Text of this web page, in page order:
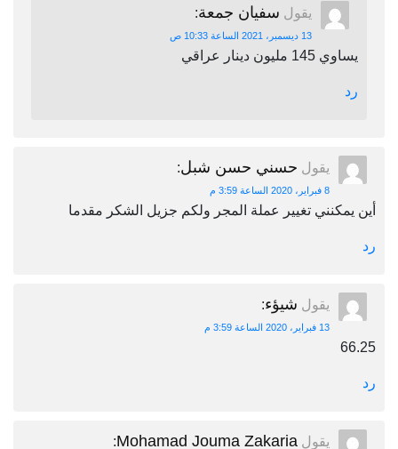
يقول سفيان جمعة:
13 ديسمبر، 2021 الساعة 10:33 ص
يساوي 145 مليون دينار عراقي
رد
يقول حسني حسن شبل:
8 فبراير، 2020 الساعة 3:59 م
أين يمكنني تغيير عملة المجر ولكم جزيل الشكر مقدما
رد
يقول شيؤء:
13 فبراير، 2020 الساعة 3:59 م
66.25
رد
يقول Mohamad Jouma Zakaria
: